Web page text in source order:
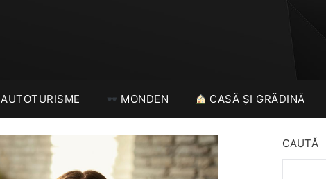
AUTOTURISME MONDEN CASĂ ȘI GRĂDINĂ
CAUTĂ